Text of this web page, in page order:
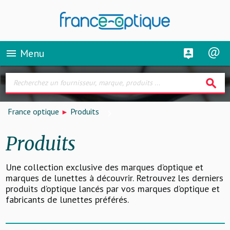
menu Menu
search
France optique Produits
Produits
Une collection exclusive des marques d’optique et
marques de lunettes à découvrir. Retrouvez les derniers
produits d’optique lancés par vos marques d’optique et
fabricants de lunettes préférés.